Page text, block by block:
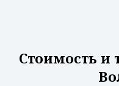
Стоимость